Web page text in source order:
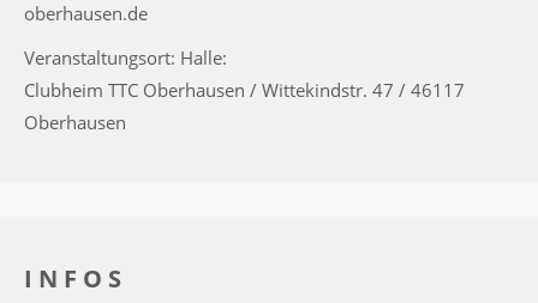
oberhausen.de
Veranstaltungsort: Halle:
Clubheim TTC Oberhausen / Wittekindstr. 47 / 46117
Oberhausen
I N F O S